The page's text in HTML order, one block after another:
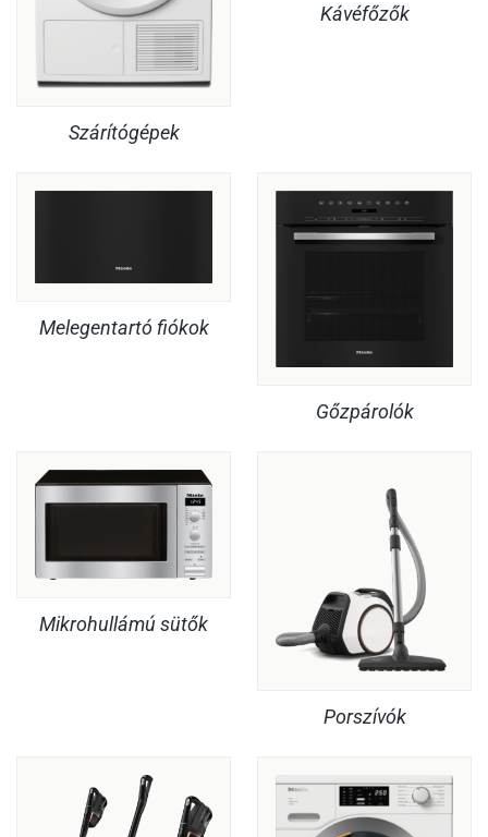
Szárítógépek
Kávéfőzők
Melegentartó fiókok
Gőzpárolók
Mikrohullámú sütők
Porszívók